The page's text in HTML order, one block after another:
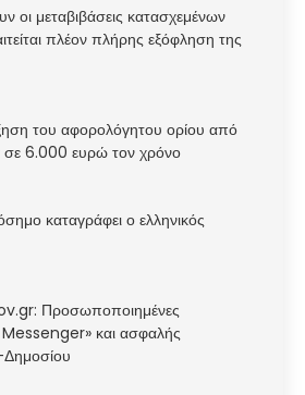
οι μεταβιβάσεις κατασχεμένων
πλέον πλήρης εξόφληση της
του αφορολόγητου ορίου από
6.000 ευρώ τον χρόνο
καταγράφει ο ελληνικός
Προσωποποιημένες
και ασφαλής
Δημοσίου